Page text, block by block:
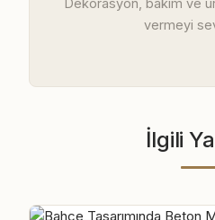
Dekorasyon, bakım ve
vermeyi
İlgili